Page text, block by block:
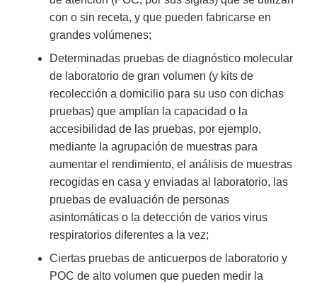
con o sin receta, y que pueden fabricarse en
grandes volúmenes;
Determinadas pruebas de diagnóstico molecular
de laboratorio de gran volumen (y kits de
recolección a domicilio para su uso con dichas
pruebas) que amplían la capacidad o la
accesibilidad de las pruebas, por ejemplo,
mediante la agrupación de muestras para
aumentar el rendimiento, el análisis de muestras
recogidas en casa y enviadas al laboratorio, las
pruebas de evaluación de personas
asintomáticas o la detección de varios virus
respiratorios diferentes a la vez;
Ciertas pruebas de anticuerpos de laboratorio y
POC de alto volumen que pueden medir la